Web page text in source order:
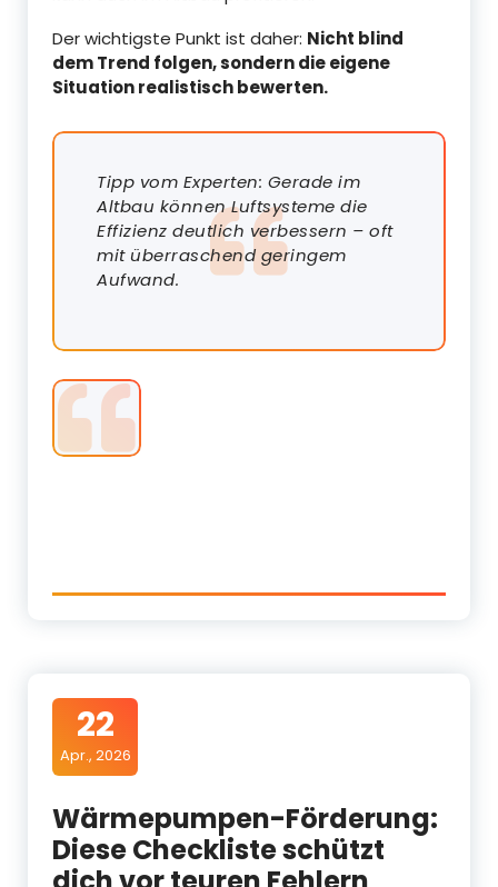
Der wichtigste Punkt ist daher: Nicht blind
dem Trend folgen, sondern die eigene
Situation realistisch bewerten.
Tipp vom Experten: Gerade im
Altbau können Luftsysteme die
Effizienz deutlich verbessern – oft
mit überraschend geringem
Aufwand.
22
Apr., 2026
Wärmepumpen-Förderung:
Diese Checkliste schützt